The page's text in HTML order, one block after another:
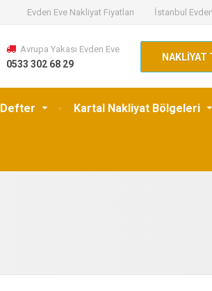
Evden Eve Nakliyat Fiyatları İstanbul
Defter Kartal Nakliyat Bölgeleri
Avrupa Yakası Evden Eve
0533 302 68 29
NAKLİYAT